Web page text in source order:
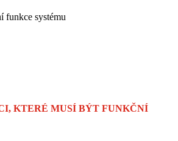
funkce systému
KTERÉ MUSÍ BÝT FUNKČNÍ